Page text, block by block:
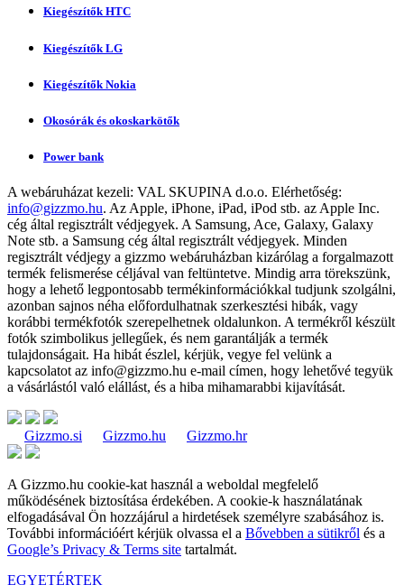
Kiegészítők HTC
Kiegészítők LG
Kiegészítők Nokia
Okosórák és okoskarkötők
Power bank
A webáruházat kezeli: VAL SKUPINA d.o.o. Elérhetőség:
info@gizzmo.hu. Az Apple, iPhone, iPad, iPod stb. az Apple Inc.
cég által regisztrált védjegyek. A Samsung, Ace, Galaxy, Galaxy
Note stb. a Samsung cég által regisztrált védjegyek. Minden
regisztrált védjegy a gizzmo webáruházban kizárólag a forgalmazott
termék felismerése céljával van feltüntetve. Mindig arra törekszünk,
hogy a lehető legpontosabb termékinformációkkal tudjunk szolgálni,
azonban sajnos néha előfordulhatnak szerkesztési hibák, vagy
korábbi termékfotók szerepelhetnek oldalunkon. A termékről készült
fotók szimbolikus jellegűek, és nem garantálják a termék
tulajdonságait. Ha hibát észlel, kérjük, vegye fel velünk a
kapcsolatot az info@gizzmo.hu e-mail címen, hogy lehetővé tegyük
a vásárlástól való elállást, és a hiba mihamarabbi kijavítását.
Gizzmo.si Gizzmo.hu Gizzmo.hr
A Gizzmo.hu cookie-kat használ a weboldal megfelelő
működésének biztosítása érdekében. A cookie-k használatának
elfogadásával Ön hozzájárul a hirdetések személyre szabásához is.
További információért kérjük olvassa el a Bővebben a sütikről és a
Google’s Privacy & Terms site tartalmát.
EGYETÉRTEK